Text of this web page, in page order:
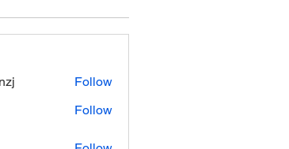
Follow
Follow